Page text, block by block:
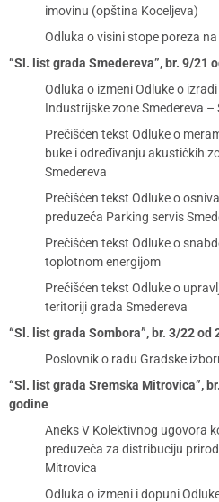
imovinu (opština Koceljeva)
Odluka o visini stope poreza
“Sl. list grada Smedereva”, br. 9/21
Odluka o izmeni Odluke o
Industrijske zone Smedereva –
Prečišćen tekst Odluke o
buke i određivanju akustičkih
Smedereva
Prečišćen tekst Odluke o
preduzeća Parking servis
Prečišćen tekst Odluke o
toplotnom energijom
Prečišćen tekst Odluke o
teritoriji grada Smedereva
“Sl. list grada Sombora”, br. 3/22
Poslovnik o radu Gradske
“Sl. list grada Sremska Mitrovica”,
godine
Aneks V Kolektivnog ugovora
preduzeća za distribuciju
Mitrovica
Odluka o izmeni i dopuni